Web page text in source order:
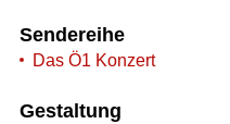
Sendereihe
Das Ö1 Konzert
Gestaltung